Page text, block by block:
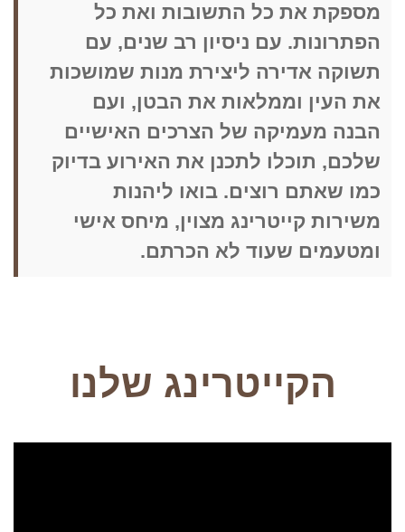
מספקת את כל התשובות ואת כל
הפתרונות. עם ניסיון רב שנים, עם
תשוקה אדירה ליצירת מנות שמושכות
את העין וממלאות את הבטן, ועם
הבנה מעמיקה של הצרכים האישיים
שלכם, תוכלו לתכנן את האירוע בדיוק
כמו שאתם רוצים. בואו ליהנות
משירות קייטרינג מצוין, מיחס אישי
ומטעמים שעוד לא הכרתם.
הקייטרינג שלנו